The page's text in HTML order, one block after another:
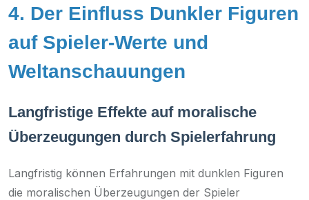
4. Der Einfluss Dunkler Figuren
auf Spieler-Werte und
Weltanschauungen
Langfristige Effekte auf moralische
Überzeugungen durch Spielerfahrung
Langfristig können Erfahrungen mit dunklen Figuren
die moralischen Überzeugungen der Spieler